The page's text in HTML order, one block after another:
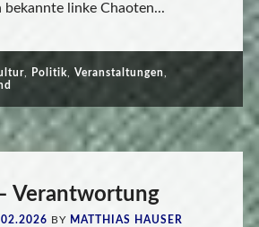
bekannte linke Chaoten...
, Politik, Veranstaltungen,
Verantwortung
BY MATTHIAS HAUSER